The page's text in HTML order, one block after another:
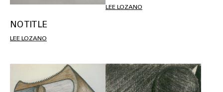
NO TITLE
LEE LOZANO
LEE LOZANO